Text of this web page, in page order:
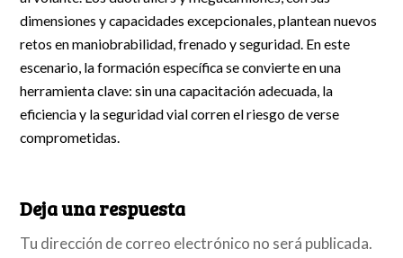
dimensiones y capacidades excepcionales, plantean nuevos
retos en maniobrabilidad, frenado y seguridad. En este
escenario, la formación específica se convierte en una
herramienta clave: sin una capacitación adecuada, la
eficiencia y la seguridad vial corren el riesgo de verse
comprometidas.
Deja una respuesta
Tu dirección de correo electrónico no será publicada.